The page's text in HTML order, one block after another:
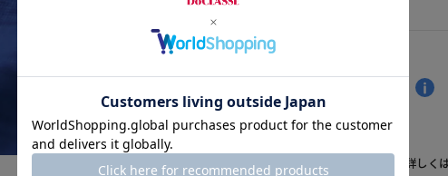
△：残りわずか
再入荷予約：メールでお知らせ。詳しく